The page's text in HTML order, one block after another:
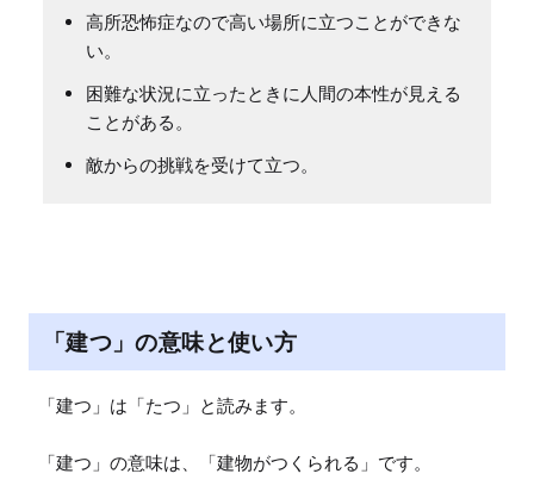
高所恐怖症なので高い場所に立つことができな
い。
困難な状況に立ったときに人間の本性が見える
ことがある。
敵からの挑戦を受けて立つ。
「建つ」の意味と使い方
「建つ」は「たつ」と読みます。
「建つ」の意味は、「建物がつくられる」です。